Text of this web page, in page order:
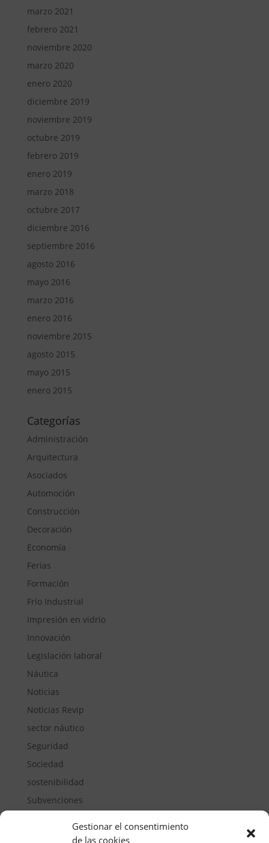
Gestionar el consentimiento
de las cookies
marzo 2021
febrero 2021
noviembre 2020
marzo 2020
enero 2020
diciembre 2019
noviembre 2019
octubre 2019
febrero 2019
enero 2019
marzo 2018
octubre 2017
diciembre 2016
septiembre 2016
agosto 2016
mayo 2016
marzo 2016
enero 2016
noviembre 2015
agosto 2015
mayo 2015
enero 2015
Categorías
Administración
Arquitectura
Asociados
Automoción
Construcción
Decoración
Economía
Ferias
Formación
Frío Industrial
Impresión en vidrio
Innovación
Legislación laboral
Náutica
Noticias
Noticias Revip
sector náutico
Seguridad
Sociedad
sostenibilidad
Subvenciones